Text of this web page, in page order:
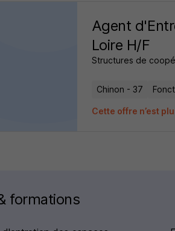
Agent
Loire H/F
Structures de
Chinon - 37
Cette offre n’est
formations